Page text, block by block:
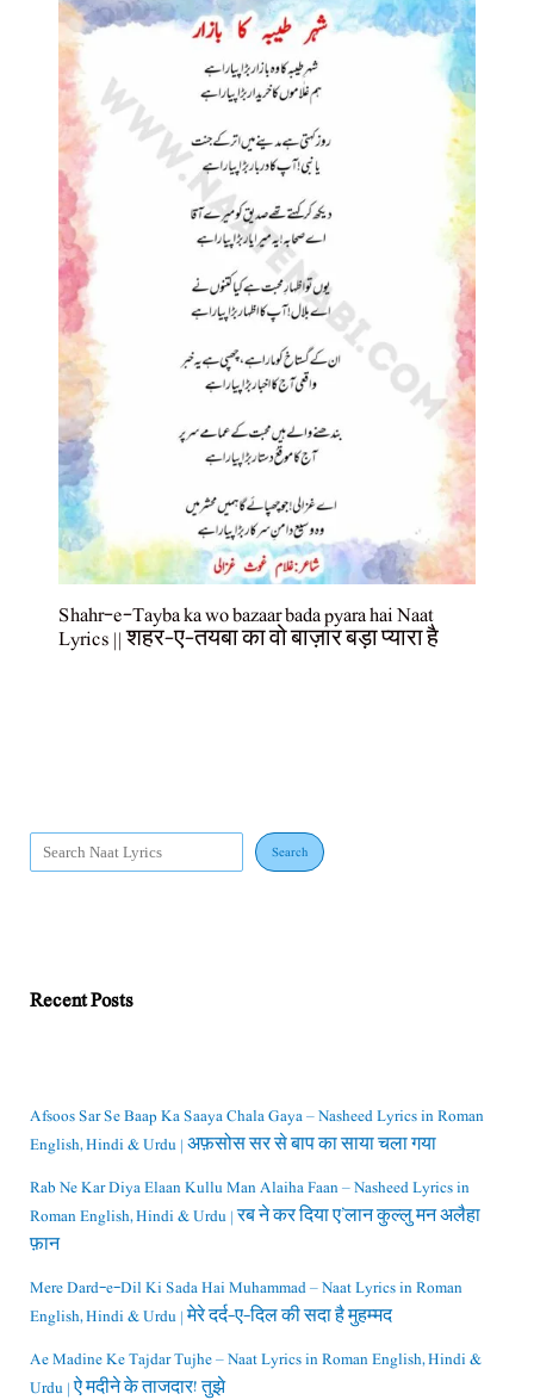
Shahr-e-Tayba ka wo bazaar bada pyara hai Naat
Lyrics || शहर-ए-तयबा का वो बाज़ार बड़ा प्यारा है
Search
Recent Posts
Afsoos Sar Se Baap Ka Saaya Chala Gaya – Nasheed Lyrics in Roman
English, Hindi & Urdu | अफ़सोस सर से बाप का साया चला गया
Rab Ne Kar Diya Elaan Kullu Man Alaiha Faan – Nasheed Lyrics in
Roman English, Hindi & Urdu | रब ने कर दिया ए’लान कुल्लु मन अलैहा
फ़ान
Mere Dard-e-Dil Ki Sada Hai Muhammad – Naat Lyrics in Roman
English, Hindi & Urdu | मेरे दर्द-ए-दिल की सदा है मुहम्मद
Ae Madine Ke Tajdar Tujhe – Naat Lyrics in Roman English, Hindi &
Urdu | ऐ मदीने के ताजदार! तुझे